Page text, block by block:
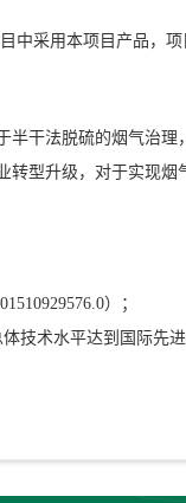
中采用本项目产品，
干法脱硫的烟气治理
型升级，对于实现
）；
技术水平达到国际先进